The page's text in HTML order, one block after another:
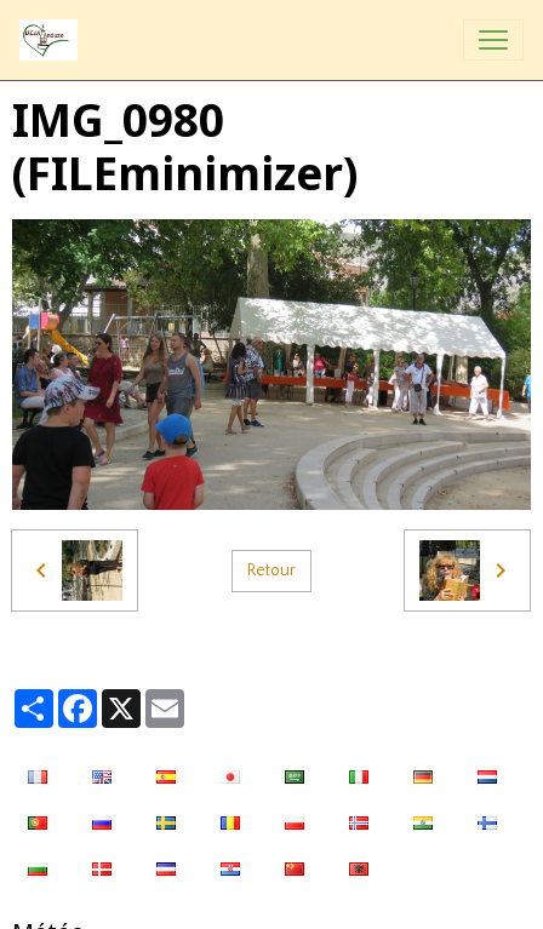
IMG_0980
(FILEminimizer)
Retour
PartagerFacebook
X